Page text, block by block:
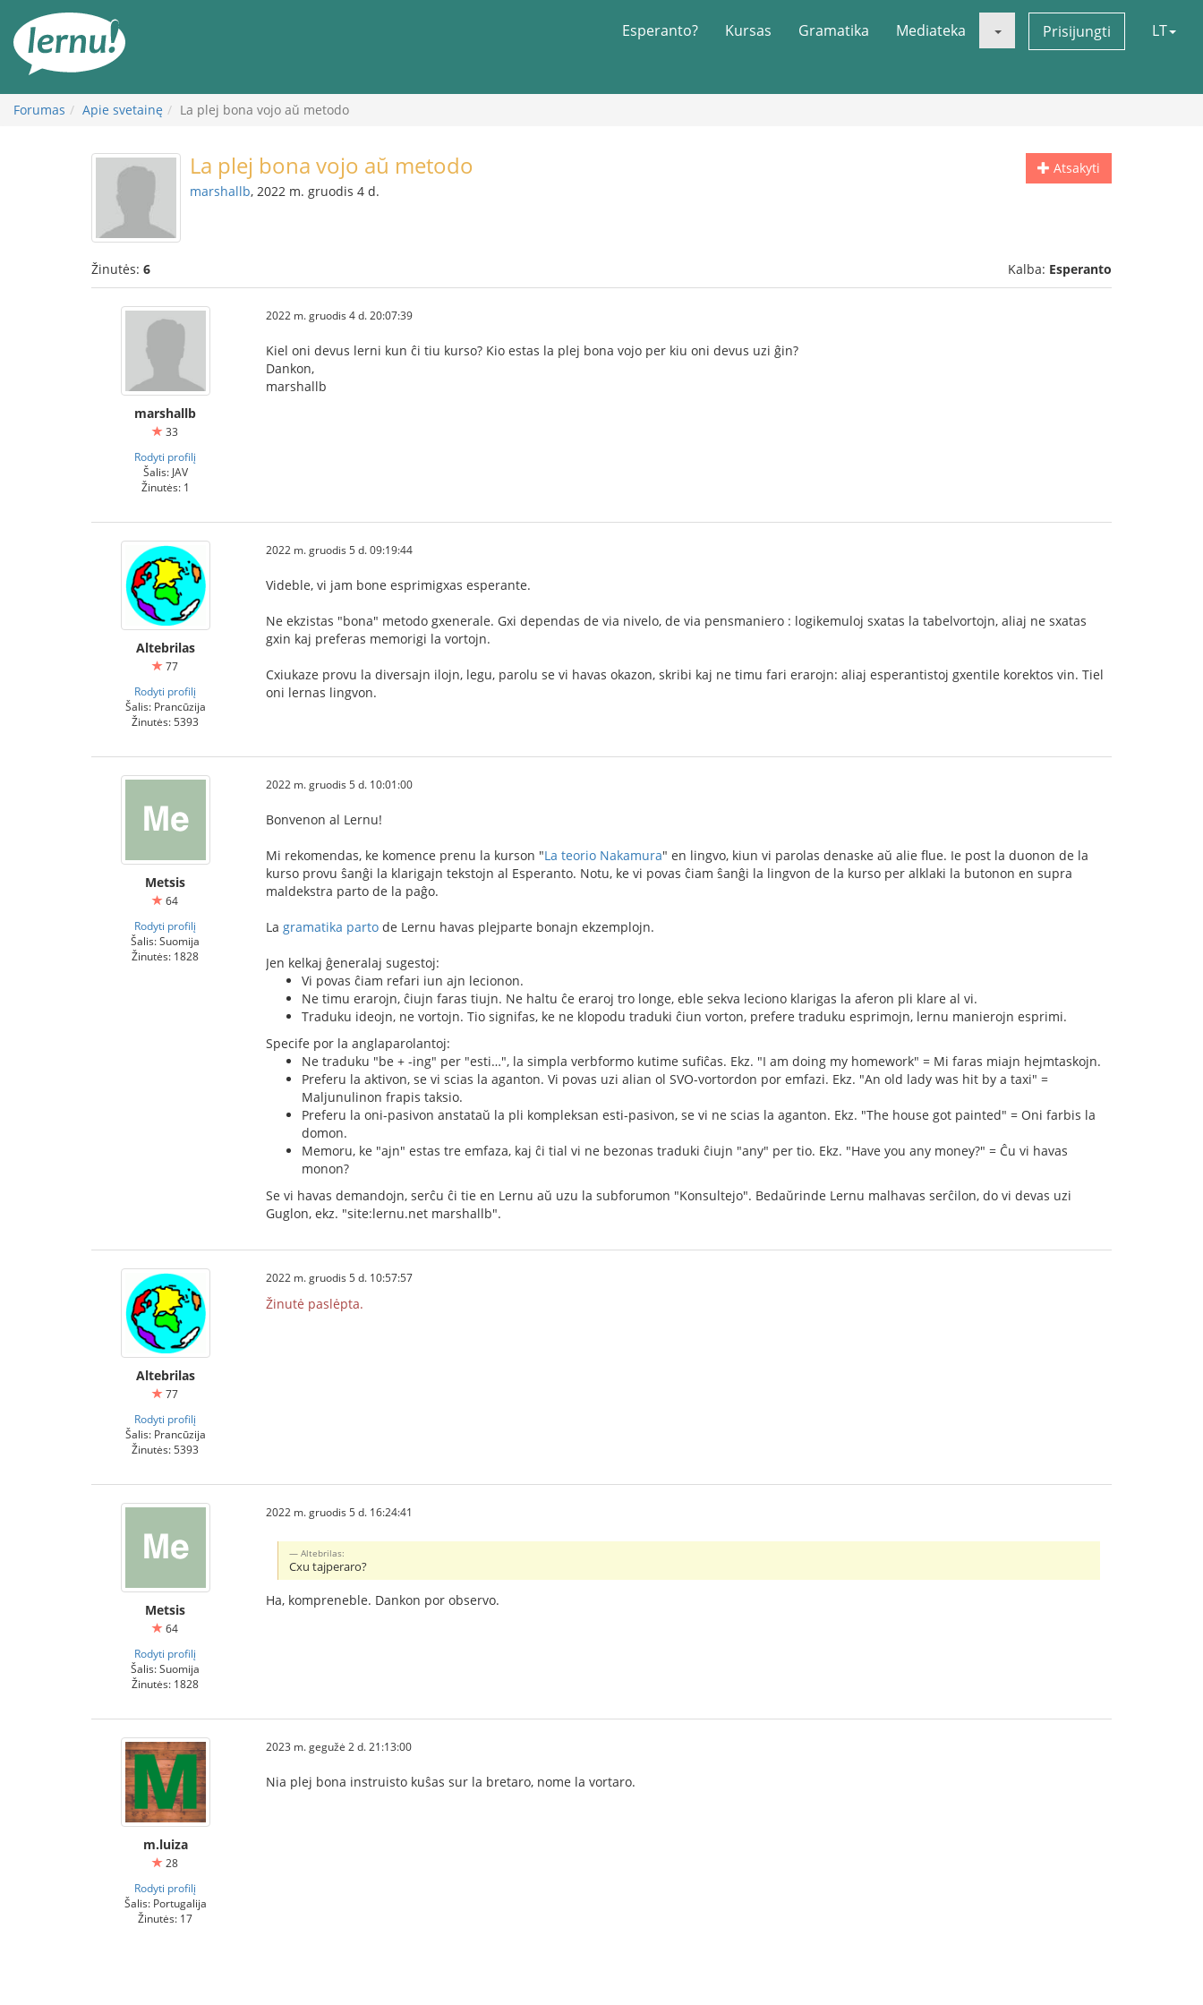
turinį
Esperanto? Kursas Gramatika Mediateka Prisijungti LT
Forumas Apie svetainę La plej bona vojo aŭ metodo
Atsakyti
La plej bona vojo aŭ metodo
marshallb, 2022 m. gruodis 4 d.
Žinutės: 6 Kalba: Esperanto
marshallb
33
Rodyti profilį
Šalis: JAV
Žinutės: 1
2022 m. gruodis 4 d. 20:07:39
Kiel oni devus lerni kun ĉi tiu kurso? Kio estas la plej bona vojo per kiu oni devus uzi ĝin?
Dankon,
marshallb
Altebrilas
77
Rodyti profilį
Šalis: Prancūzija
Žinutės: 5393
2022 m. gruodis 5 d. 09:19:44
Videble, vi jam bone esprimigxas esperante.
Ne ekzistas "bona" metodo gxenerale. Gxi dependas de via nivelo, de via pensmaniero : logikemuloj sxatas la tabelvortojn, aliaj ne sxatas
gxin kaj preferas memorigi la vortojn.
Cxiukaze provu la diversajn ilojn, legu, parolu se vi havas okazon, skribi kaj ne timu fari erarojn: aliaj esperantistoj gxentile korektos vin. Tiel
oni lernas lingvon.
Metsis
64
Rodyti profilį
Šalis: Suomija
Žinutės: 1828
2022 m. gruodis 5 d. 10:01:00
Bonvenon al Lernu!
Mi rekomendas, ke komence prenu la kurson "La teorio Nakamura" en lingvo, kiun vi parolas denaske aŭ alie flue. Ie post la duonon de la
kurso provu ŝanĝi la klarigajn tekstojn al Esperanto. Notu, ke vi povas ĉiam ŝanĝi la lingvon de la kurso per alklaki la butonon en supra
maldekstra parto de la paĝo.
La gramatika parto de Lernu havas plejparte bonajn ekzemplojn.
Jen kelkaj ĝeneralaj sugestoj:
Vi povas ĉiam refari iun ajn lecionon.
Ne timu erarojn, ĉiujn faras tiujn. Ne haltu ĉe eraroj tro longe, eble sekva leciono klarigas la aferon pli klare al vi.
Traduku ideojn, ne vortojn. Tio signifas, ke ne klopodu traduki ĉiun vorton, prefere traduku esprimojn, lernu manierojn esprimi.
Specife por la anglaparolantoj:
Ne traduku "be + -ing" per "esti…", la simpla verbformo kutime sufiĉas. Ekz. "I am doing my homework" = Mi faras miajn hejmtaskojn.
Preferu la aktivon, se vi scias la aganton. Vi povas uzi alian ol SVO-vortordon por emfazi. Ekz. "An old lady was hit by a taxi" =
Maljunulinon frapis taksio.
Preferu la oni-pasivon anstataŭ la pli kompleksan esti-pasivon, se vi ne scias la aganton. Ekz. "The house got painted" = Oni farbis la
domon.
Memoru, ke "ajn" estas tre emfaza, kaj ĉi tial vi ne bezonas traduki ĉiujn "any" per tio. Ekz. "Have you any money?" = Ĉu vi havas
monon?
Se vi havas demandojn, serĉu ĉi tie en Lernu aŭ uzu la subforumon "Konsultejo". Bedaŭrinde Lernu malhavas serĉilon, do vi devas uzi
Guglon, ekz. "site:lernu.net marshallb".
Altebrilas
77
Rodyti profilį
Šalis: Prancūzija
Žinutės: 5393
2022 m. gruodis 5 d. 10:57:57
Žinutė paslėpta.
Metsis
64
Rodyti profilį
Šalis: Suomija
Žinutės: 1828
2022 m. gruodis 5 d. 16:24:41
Altebrilas:
Cxu tajperaro?
Ha, kompreneble. Dankon por observo.
m.luiza
28
Rodyti profilį
Šalis: Portugalija
Žinutės: 17
2023 m. gegužė 2 d. 21:13:00
Nia plej bona instruisto kuŝas sur la bretaro, nome la vortaro.